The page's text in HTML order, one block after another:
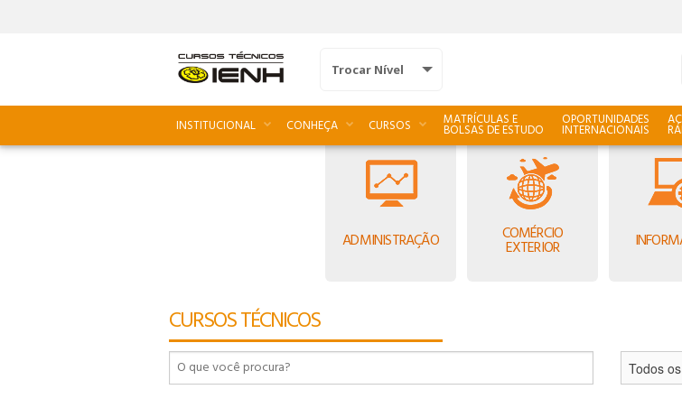
Trocar Nível
INSTITUCIONAL CONHEÇA CURSOS MATRÍCULAS E
BOLSAS DE ESTUDO
OPORTUNIDADES
INTERNACIONAIS
ADMINISTRAÇÃO COMÉRCIO
EXTERIOR
CURSOS TÉCNICOS
90
92